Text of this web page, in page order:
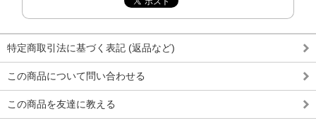
特定商取引法に基づく表記 (返品など)
この商品について問い合わせる
この商品を友達に教える